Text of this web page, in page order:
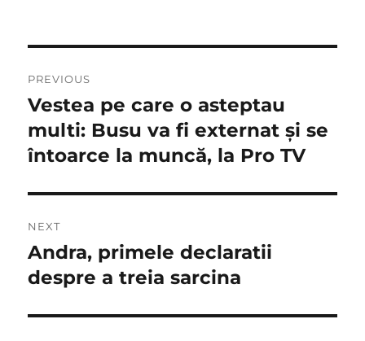
în
articole
PREVIOUS
Previous
post:
Vestea pe care o asteptau
multi: Busu va fi externat și se
întoarce la muncă, la Pro TV
NEXT
Next
post:
Andra, primele declaratii
despre a treia sarcina